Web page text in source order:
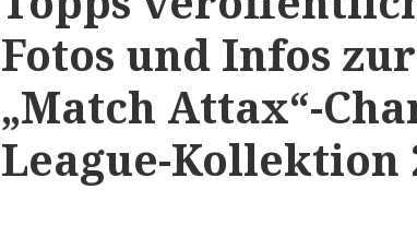
Fotos und Infos
„Match Attax“-
League-Kollektion